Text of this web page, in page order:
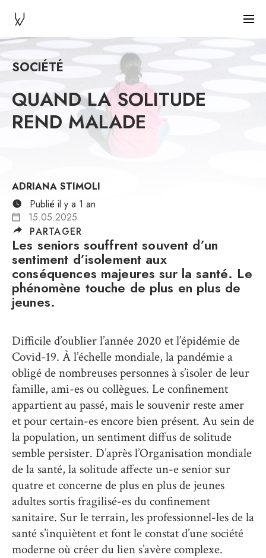
SOCIÉTÉ
QUAND LA SOLITUDE
REND MALADE
ADRIANA STIMOLI
Publié il y a 1 an
15.05.2025
PARTAGER
Les seniors souffrent souvent d’un
sentiment d’isolement aux
conséquences majeures sur la santé. Le
phénomène touche de plus en plus de
jeunes.
Difficile d’oublier l’année 2020 et l’épidémie de
Covid-19. À l’échelle mondiale, la pandémie a
obligé de nombreuses personnes à s’isoler de leur
famille, ami-es ou collègues. Le confinement
appartient au passé, mais le souvenir reste amer
et pour certain-es encore bien présent. Au sein de
la population, un sentiment diffus de solitude
semble persister. D’après l’Organisation mondiale
de la santé, la solitude affecte un-e senior sur
quatre et concerne de plus en plus de jeunes
adultes sortis fragilisé-es du confinement
sanitaire. Sur le terrain, les professionnel-les de la
santé s’inquiètent et font le constat d’une société
moderne où créer du lien s’avère complexe.